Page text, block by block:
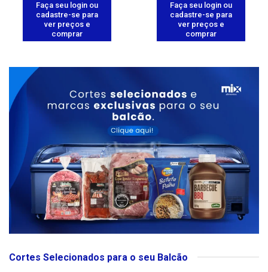
Faça seu login ou
cadastre-se para
ver preços e
comprar
Faça seu login ou
cadastre-se para
ver preços e
comprar
Cortes Selecionados para o seu Balcão